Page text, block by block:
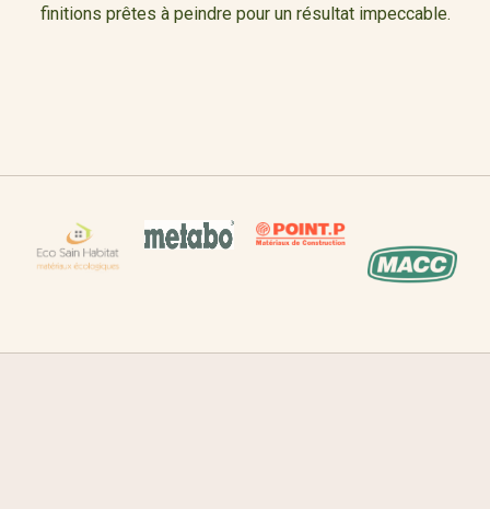
finitions prêtes à peindre pour un résultat impeccable.